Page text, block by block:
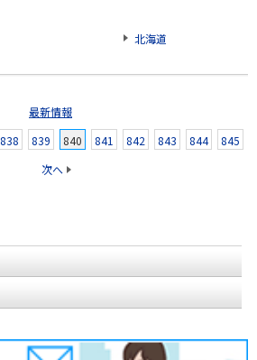
北海道
最新情報
838 839 840 841 842 843 844
845
次へ